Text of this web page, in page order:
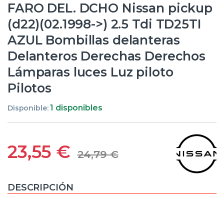
FARO DEL. DCHO Nissan pickup
(d22)(02.1998->) 2.5 Tdi TD25TI
AZUL Bombillas delanteras
Delanteros Derechas Derechos
Lámparas luces Luz piloto
Pilotos
Disponible:1 disponibles
23,55 € 24,79€
DESCRIPCIÓN